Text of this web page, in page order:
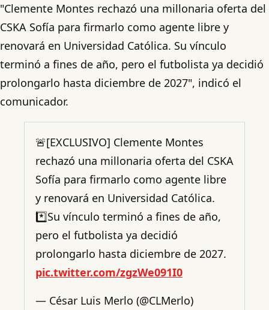
"Clemente Montes rechazó una millonaria oferta del
CSKA Sofía para firmarlo como agente libre y
renovará en Universidad Católica. Su vínculo
terminó a fines de año, pero el futbolista ya decidió
prolongarlo hasta diciembre de 2027", indicó el
comunicador.
🚨[EXCLUSIVO] Clemente Montes
rechazó una millonaria oferta del CSKA
Sofía para firmarlo como agente libre
y renovará en Universidad Católica.
*️⃣Su vínculo terminó a fines de año,
pero el futbolista ya decidió
prolongarlo hasta diciembre de 2027.
pic.twitter.com/zgzWe091I0
— César Luis Merlo (@CLMerlo)